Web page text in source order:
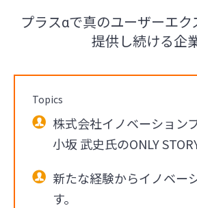
プラスαで真のユーザーエク
提供し続ける企業
Topics
株式会社イノベーショ
小坂 武史氏のONLY
新たな経験からイノベー
す。